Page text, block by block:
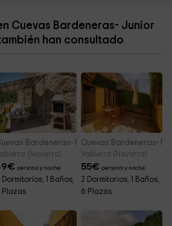
Cuevas Bardeneras- Junior
han consultado
Bardeneras- Premium Palomar
(Navarra)
€ persona y noche
Dormitorios, 1 Baños,
Plazas
Cuevas Bardeneras-
Valtierra (Navarra)
55€ persona y noche
2 Dormitorios, 1 Baños,
6 Plazas